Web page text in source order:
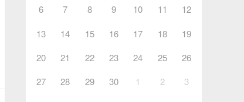
6
7 8 9 10 11
12
13
14 15 16 17 18
19
20
21 22 23 24 25
26
27
28 29 30 1 2 3